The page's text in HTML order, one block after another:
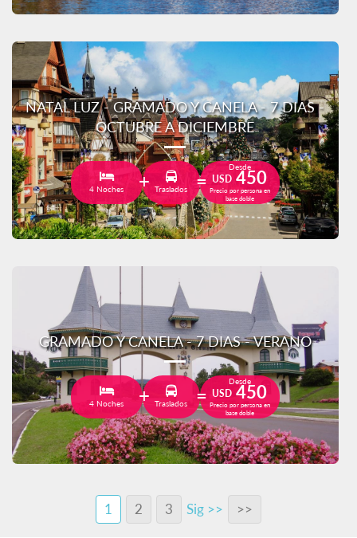
NATAL LUZ - GRAMADO Y CANELA - 7 DIAS -
OCTUBRE A DICIEMBRE
4 Noches Traslados
Desde
USD 450
Precio por persona en
base doble
GRAMADO Y CANELA - 7 DIAS - VERANO
4 Noches Traslados
Desde
USD 450
Precio por persona en
base doble
1 2 3 Sig >> >>